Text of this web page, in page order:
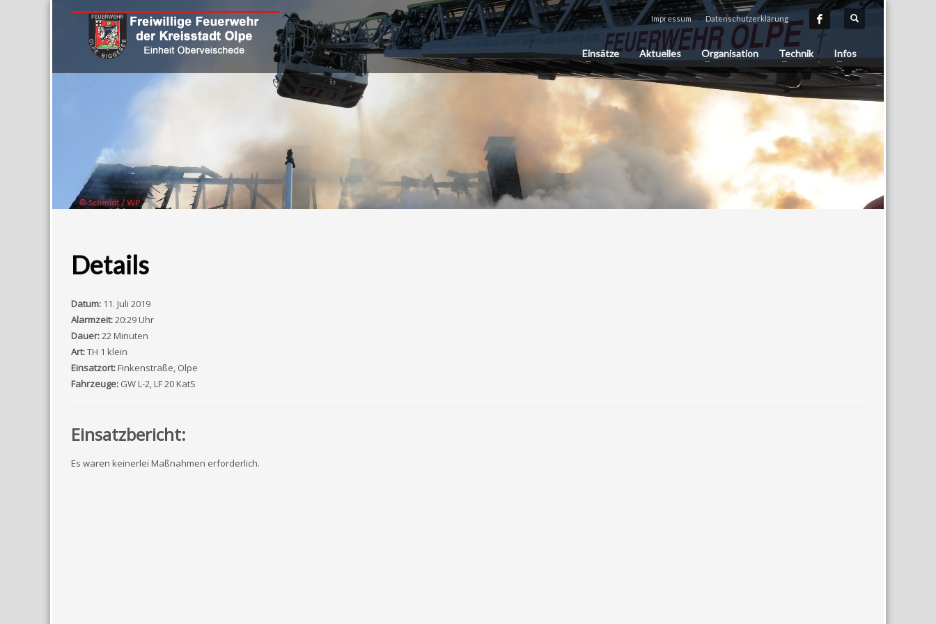
Impressum Datenschutzerklärung
Einsätze Aktuelles Organisation Technik Infos
Details
Datum: 11. Juli 2019
Alarmzeit:20:29 Uhr
Dauer:22 Minuten
Art:TH 1 klein
Einsatzort:Finkenstraße, Olpe
Fahrzeuge: GW L-2, LF 20 KatS
Einsatzbericht:
Es waren keinerlei Maßnahmen erforderlich.